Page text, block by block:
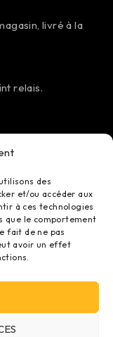
des
et/ou accéder aux
à ces technologies
que le comportement
fait de ne pas
avoir un effet
livré à la
relais.
| Vente et installation